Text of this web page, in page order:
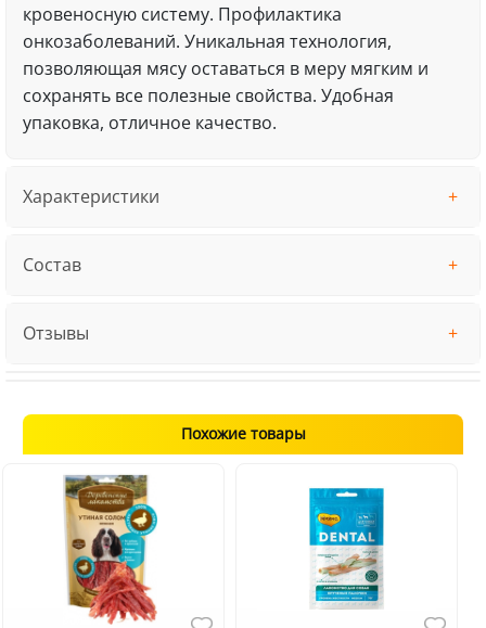
кровеносную систему. Профилактика
онкозаболеваний. Уникальная технология,
позволяющая мясу оставаться в меру мягким и
сохранять все полезные свойства. Удобная
упаковка, отличное качество.
Характеристики
Состав
Отзывы
Похожие товары